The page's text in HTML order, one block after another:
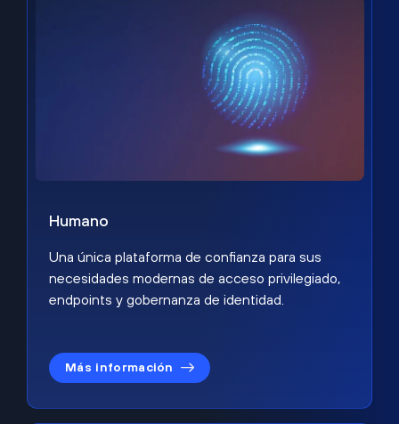
Humano
Una única plataforma de confianza para sus
necesidades modernas de acceso privilegiado,
endpoints y gobernanza de identidad.
Más información